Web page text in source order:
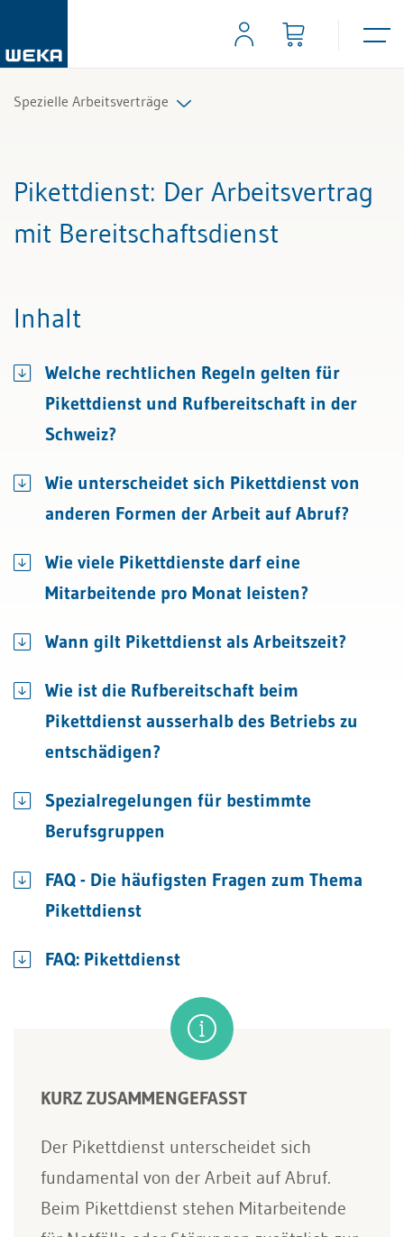
Spezielle Arbeitsverträge
Pikettdienst: Der Arbeitsvertrag
mit Bereitschaftsdienst
Inhalt
Welche rechtlichen Regeln gelten für
Pikettdienst und Rufbereitschaft in der
Schweiz?
Wie unterscheidet sich Pikettdienst von
anderen Formen der Arbeit auf Abruf?
Wie viele Pikettdienste darf eine
Mitarbeitende pro Monat leisten?
Wann gilt Pikettdienst als Arbeitszeit?
Wie ist die Rufbereitschaft beim
Pikettdienst ausserhalb des Betriebs zu
entschädigen?
Spezialregelungen für bestimmte
Berufsgruppen
FAQ - Die häufigsten Fragen zum Thema
Pikettdienst
FAQ: Pikettdienst
KURZ ZUSAMMENGEFASST
Der Pikettdienst unterscheidet sich
fundamental von der Arbeit auf Abruf.
Beim Pikettdienst stehen Mitarbeitende